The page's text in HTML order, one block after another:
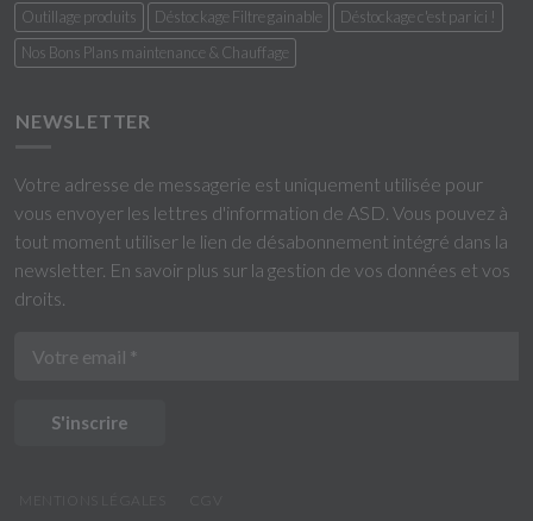
Outillage produits
Déstockage Filtre gainable
Déstockage c'est par ici !
Nos Bons Plans maintenance & Chauffage
NEWSLETTER
Votre adresse de messagerie est uniquement utilisée pour
vous envoyer les lettres d'information de ASD. Vous pouvez à
tout moment utiliser le lien de désabonnement intégré dans la
newsletter. En savoir plus sur la gestion de vos données et vos
droits
S'inscrire